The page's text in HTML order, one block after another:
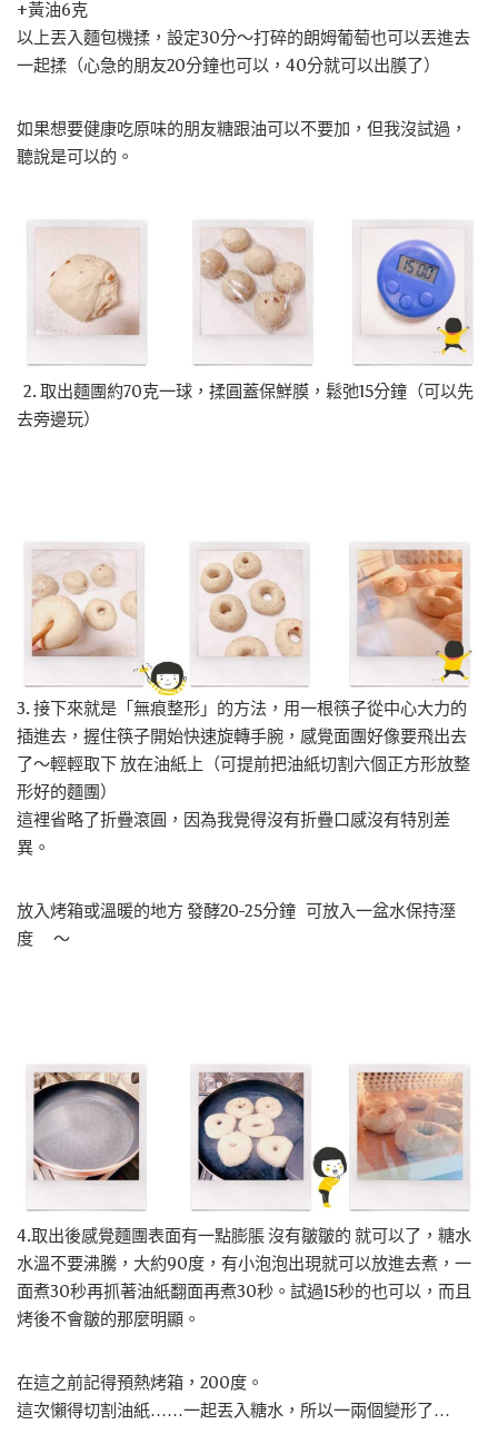
+黃油6克
以上丟入麵包機揉，設定30分～打碎的朗姆葡萄也可以丟進去
一起揉（心急的朋友20分鐘也可以，40分就可以出膜了）
如果想要健康吃原味的朋友糖跟油可以不要加，但我沒試過，
聽說是可以的。
2. 取出麵團約70克一球，揉圓蓋保鮮膜，鬆弛15分鐘（可以先
去旁邊玩）
3. 接下來就是「無痕整形」的方法，用一根筷子從中心大力的
插進去，握住筷子開始快速旋轉手腕，感覺面團好像要飛出去
了～輕輕取下 放在油紙上（可提前把油紙切割六個正方形放整
形好的麵團）
這裡省略了折疊滾圓，因為我覺得沒有折疊口感沒有特別差
異。
放入烤箱或溫暖的地方 發酵20-25分鐘 可放入一盆水保持溼
度 ～
4.取出後感覺麵團表面有一點膨脹 沒有皺皺的 就可以了，糖水
水溫不要沸騰，大約90度，有小泡泡出現就可以放進去煮，一
面煮30秒再抓著油紙翻面再煮30秒。試過15秒的也可以，而且
烤後不會皺的那麼明顯。
在這之前記得預熱烤箱，200度。
這次懶得切割油紙……一起丟入糖水，所以一兩個變形了…